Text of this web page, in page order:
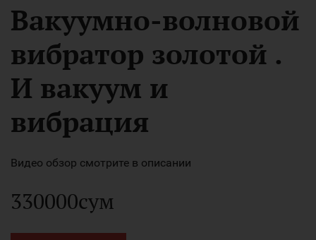
Вакуумно-волновой
вибратор золотой .
И вакуум и
вибрация
Видео обзор смотрите в описании
330000сум